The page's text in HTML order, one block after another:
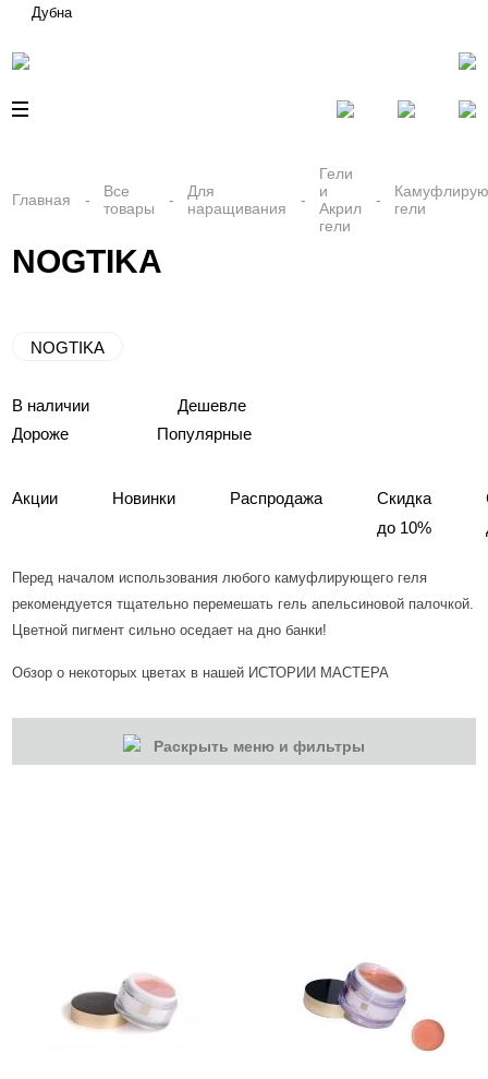
Дубна
Главная
Все
товары
Для
наращивания
Гели
и
Акрил
гели
гели
NOGTIKA
NOGTIKA
В наличии
Дешевле
Дороже
Популярные
Акции Новинки Распродажа
Скидка
до 10%
Перед началом использования любого камуфлирующего геля
рекомендуется тщательно перемешать гель апельсиновой палочкой.
Цветной пигмент сильно оседает на дно банки!
Обзор о некоторых цветах в нашей ИСТОРИИ МАСТЕРА
Раскрыть меню и фильтры
Гели и Акрил гели
База